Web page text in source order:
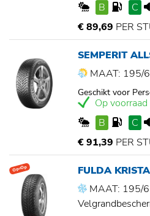
B
C
€ 89,69 PER
SEMPERIT
MAAT: 195/
Geschikt voor
Op voorraad
B
C
€ 91,39 PER
Op=Op
FULDA
MAAT: 195/